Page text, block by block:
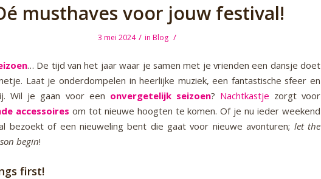
musthaves voor jouw festival!
3 mei 2024 / in Blog /
… De tijd van het jaar waar je samen met je vrienden een dansje doet
Laat je onderdompelen in heerlijke muziek, een fantastische sfeer en
Wil je gaan voor een onvergetelijk seizoen? Nachtkastje zorgt voor
accessoires om tot nieuwe hoogten te komen. Of je nu ieder weekend
bezoekt of een nieuweling bent die gaat voor nieuwe avonturen; let the
begin!
first!